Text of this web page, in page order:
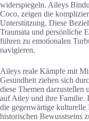
widerspiegeln. Aileys
Coco, zeigen die
Unterstützung. Diese
Traumata und persönliche
führen zu emotionalen
navigieren.
Aileys reale Kämpfe mit
Gesundheit ziehen sich
diese Themen
auf Ailey und ihre Familie.
die gegenwärtige kulturelle
historischen Bewusstseins